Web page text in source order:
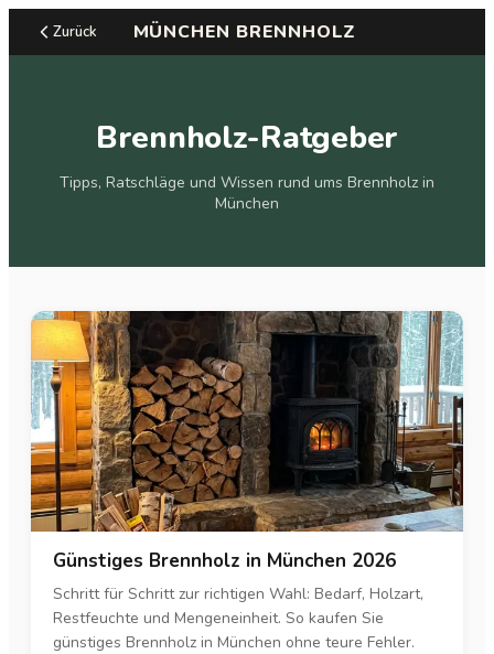
Zurück MÜNCHEN BRENNHOLZ
Brennholz-Ratgeber
Tipps, Ratschläge und Wissen rund ums Brennholz in
München
Günstiges Brennholz in München 2026
Schritt für Schritt zur richtigen Wahl: Bedarf, Holzart,
Restfeuchte und Mengeneinheit. So kaufen Sie
günstiges Brennholz in München ohne teure Fehler.